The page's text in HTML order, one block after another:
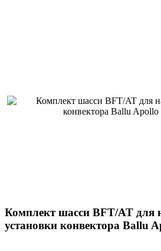
Комплект шасси BFT/AT для
установки конвектора Ballu